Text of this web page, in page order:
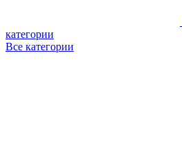
категории
Все категории